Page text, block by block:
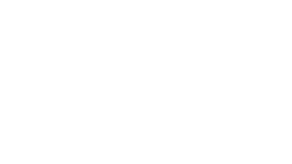
回应
霸凌主义